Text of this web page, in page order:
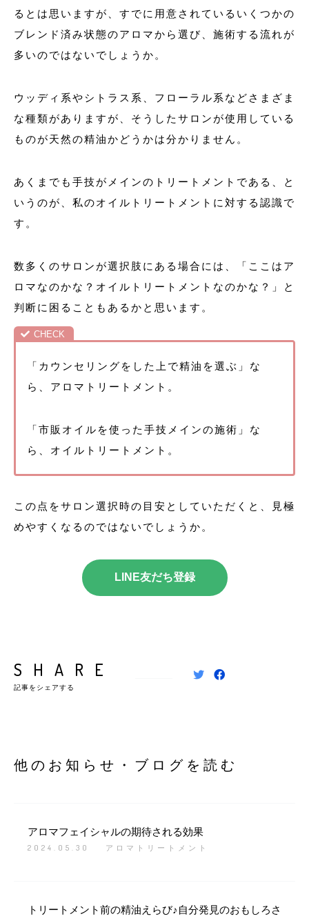
るとは思いますが、すでに用意されているいくつかの
ブレンド済み状態のアロマから選び、施術する流れが
多いのではないでしょうか。
ウッディ系やシトラス系、フローラル系などさまざま
な種類がありますが、そうしたサロンが使用している
ものが天然の精油かどうかは分かりません。
あくまでも手技がメインのトリートメントである、と
いうのが、私のオイルトリートメントに対する認識で
す。
数多くのサロンが選択肢にある場合には、「ここはア
ロマなのかな？オイルトリートメントなのかな？」と
判断に困ることもあるかと思います。
「カウンセリングをした上で精油を選ぶ」な
ら、アロマトリートメント。
「市販オイルを使った手技メインの施術」な
ら、オイルトリートメント。
この点をサロン選択時の目安としていただくと、見極
めやすくなるのではないでしょうか。
LINE友だち登録
SHARE
記事をシェアする
他のお知らせ・ブログを読む
アロマフェイシャルの期待される効果
2024.05.30 アロマトリートメント
トリートメント前の精油えらび♪自分発見のおもしろさ